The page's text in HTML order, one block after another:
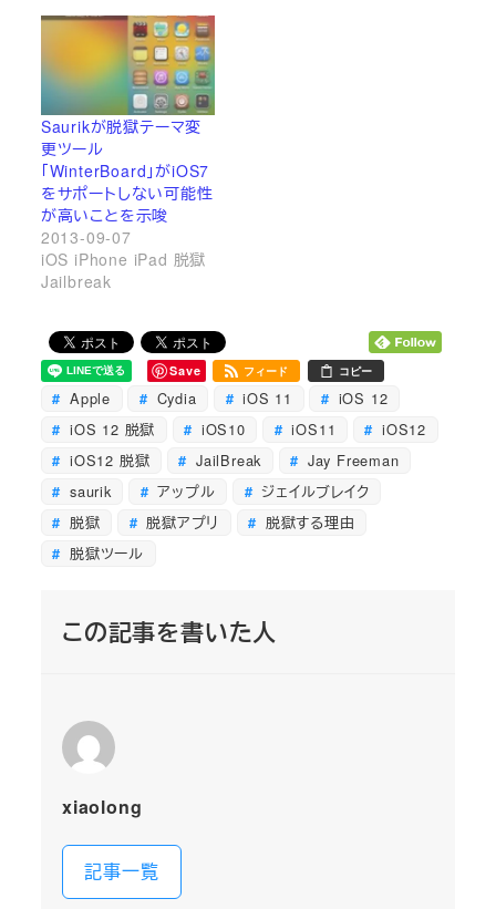
Saurikが脱獄テーマ変
更ツール
「WinterBoard」がiOS7
をサポートしない可能性
が高いことを示唆
2013-09-07
iOS iPhone iPad 脱獄
Jailbreak
Save フィード コピー
Apple Cydia iOS 11
iOS 12
iOS 12 脱獄
iOS10 iOS11
iOS12
iOS12 脱獄
JailBreak
Jay Freeman
saurik
アップル
ジェイルブレイク
脱獄
脱獄アプリ
脱獄する理由
脱獄ツール
この記事を書いた人
xiaolong
記事一覧